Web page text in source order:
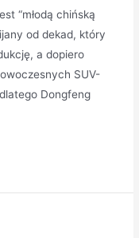
“młodą chińską
od dekad, który
a dopiero
SUV-
Dongfeng